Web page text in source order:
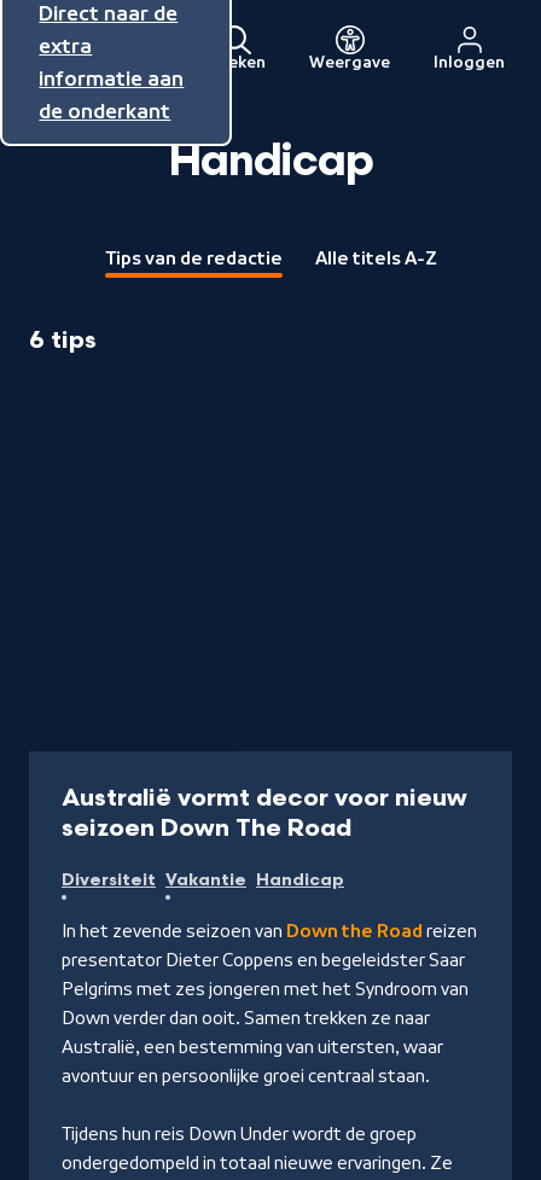
Direct naar de
inhoud
Direct naar de
hoofdnavigatie
Direct naar de
extra
informatie aan
de onderkant
Menu
Naar
de
beginpagina
Zoeken Weergave Inloggen
Handicap
Tips van de redactie Alle titels A-Z
6 tips
Australië vormt decor voor nieuw
seizoen Down The Road-
NPO
Start
Diversiteit Vakantie Handicap
In het zevende seizoen van Down the Road reizen
presentator Dieter Coppens en begeleidster Saar
Pelgrims met zes jongeren met het Syndroom van
Down verder dan ooit. Samen trekken ze naar
Australië, een bestemming van uitersten, waar
avontuur en persoonlijke groei centraal staan.
Tijdens hun reis Down Under wordt de groep
ondergedompeld in totaal nieuwe ervaringen. Ze